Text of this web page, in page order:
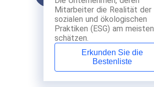
Mitarbeiter die Realität der
sozialen und ökologischen
Praktiken (ESG) am meisten
schätzen.
Erkunden Sie die
Bestenliste